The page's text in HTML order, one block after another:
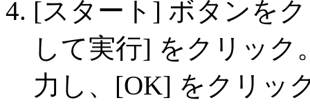
[スタート] ボタンを
して実行] をクリッ
力し、[OK] をクリッ